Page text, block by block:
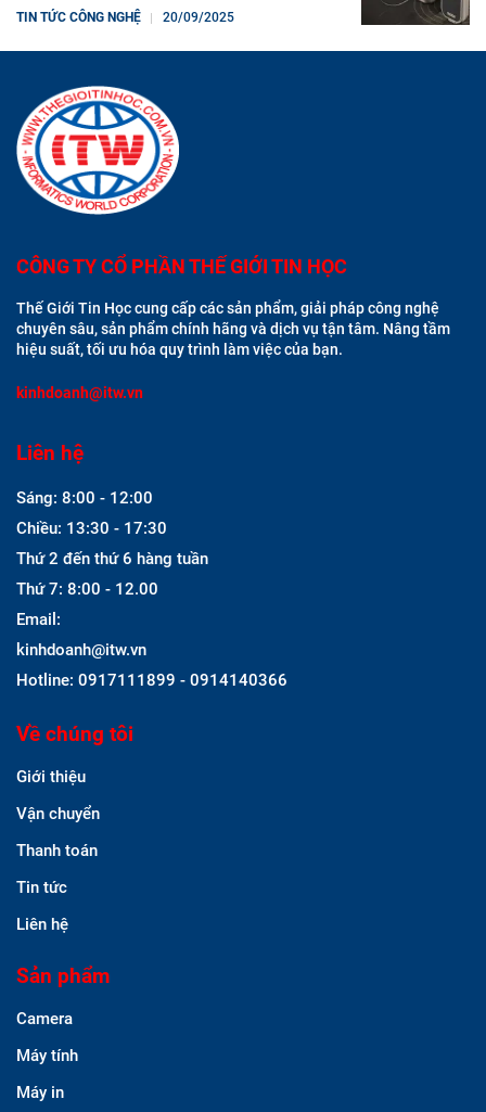
TIN TỨC CÔNG NGHỆ 20/09/2025
CÔNG TY CỔ PHẦN THẾ GIỚI TIN HỌC
Thế Giới Tin Học cung cấp các sản phẩm, giải pháp công nghệ
chuyên sâu, sản phẩm chính hãng và dịch vụ tận tâm. Nâng tầm
hiệu suất, tối ưu hóa quy trình làm việc của bạn.
kinhdoanh@itw.vn
Liên hệ
Sáng: 8:00 - 12:00
Chiều: 13:30 - 17:30
Thứ 2 đến thứ 6 hàng tuần
Thứ 7: 8:00 - 12.00
Email:
kinhdoanh@itw.vn
Hotline: 0917111899 - 0914140366
Về chúng tôi
Giới thiệu
Vận chuyển
Thanh toán
Tin tức
Liên hệ
Sản phẩm
Camera
Máy tính
Máy in